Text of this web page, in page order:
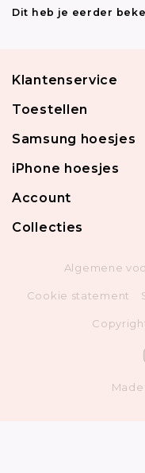
Dit heb je eerder
Klantenservice
Toestellen
Samsung hoesjes
iPhone hoesjes
Account
Collecties
Algemene
Cookie statement